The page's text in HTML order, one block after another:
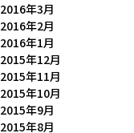
2016年3月
2016年2月
2016年1月
2015年12月
2015年11月
2015年10月
2015年9月
2015年8月